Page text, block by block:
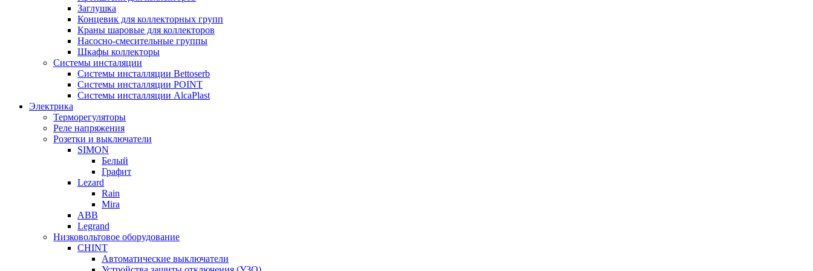
Заглушка
Концевик для коллекторных групп
Краны шаровые для коллекторов
Насосно-смесительные группы
Шкафы коллекторы
Системы инсталяции
Системы инсталляции Bettoserb
Системы инсталляции POINT
Системы инсталляции AlcaPlast
Электрика
Терморегуляторы
Реле напряжения
Розетки и выключатели
SIMON
Белый
Графит
Lezard
Rain
Mira
ABB
Legrand
Низковольтовое оборудование
CHINT
Автоматические выключатели